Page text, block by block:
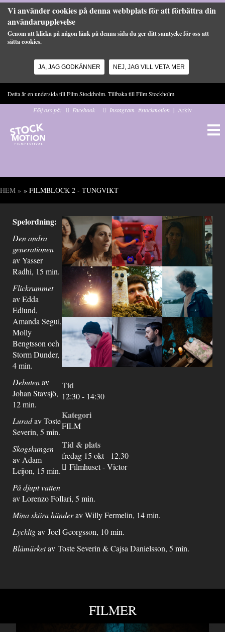
Vi använder cookies på denna webbplats för att förbättra din
användarupplevelse
Genom att klicka på någon länk på denna sida du ger ditt samtycke för oss att
sätta cookies.
JA, JAG GODKÄNNER NEJ, JAG VILL VETA MER
Detta är en undersida till Film Stockholm. Tillbaka tillFilm Stockholm
Följ oss på:
Facebook Instagram #stockmotion | Arkiv
Du är här
HEM » » FILMBLOCK 2 - TUNGVIKT
Tid
12:30 - 14:30
Kategori
FILM
Tid & plats
fredag 15 okt - 12.30
Filmhuset - Victor
Spelordning:
Den andra
generationen
av Yasser
Radhi, 15 min.
Flickrummet
av Edda
Edlund,
Amanda Segui,
Molly
Bengtsson och
Storm Dunder,
4 min.
Debutenav
Johan Stavsjö,
12 min.
Luradav Toste
Severin, 5 min.
Skogskungen
av Adam
Leijon, 15 min.
På djupt vatten
av Lorenzo Follari, 5 min.
Mina sköra händerav Willy Fermelin, 14 min.
Lyckligav Joel Georgsson, 10 min.
Blåmärketav Toste Severin & Cajsa Danielsson, 5 min.
FILMER